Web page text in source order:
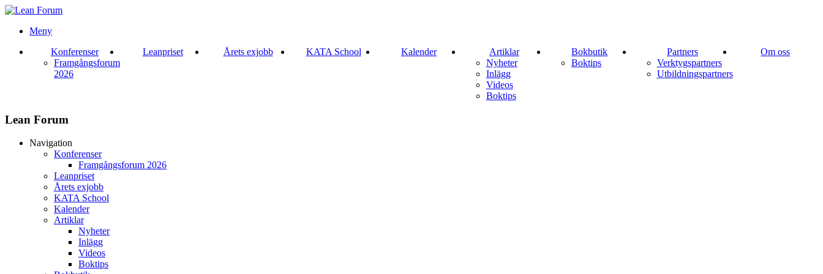
Meny
Konferenser
Framgångsforum
2026
Leanpriset Årets exjobb KATA School Kalender
Artiklar
Nyheter
Inlägg
Videos
Boktips
Bokbutik
Boktips
Partners
Verktygspartners
Utbildningspartners
Om oss
Lean Forum
Navigation
Konferenser
Framgångsforum 2026
Leanpriset
Årets exjobb
KATA School
Kalender
Artiklar
Nyheter
Inlägg
Videos
Boktips